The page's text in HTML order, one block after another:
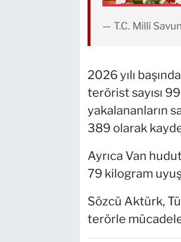
— T.C. Millî
2026 yılı
terörist sayısı
yakalananların
389 olarak
Ayrıca Van
79 kilogram
Sözcü Aktürk,
terörle